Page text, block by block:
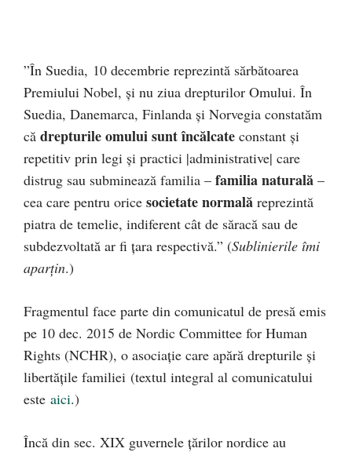
”În Suedia, 10 decembrie reprezintă sărbătoarea
Premiului Nobel, și nu ziua drepturilor Omului. În
Suedia, Danemarca, Finlanda și Norvegia constatăm
că drepturile omului sunt încălcate constant și
repetitiv prin legi și practici |administrative| care
distrug sau subminează familia – familia naturală –
cea care pentru orice societate normală reprezintă
piatra de temelie, indiferent cât de săracă sau de
subdezvoltată ar fi țara respectivă.” (Sublinierile îmi
aparțin.)
Fragmentul face parte din comunicatul de presă emis
pe 10 dec. 2015 de Nordic Committee for Human
Rights (NCHR), o asociație care apără drepturile și
libertățile familiei (textul integral al comunicatului
este aici.)
Încă din sec. XIX guvernele țărilor nordice au